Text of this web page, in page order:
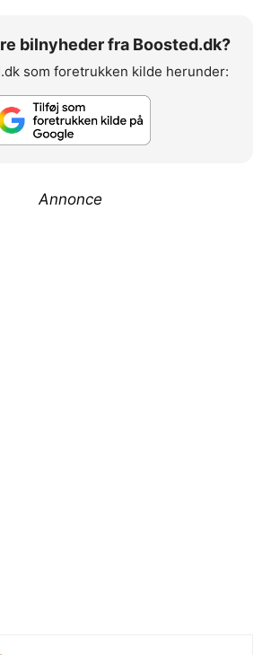
bilnyheder fra Boosted.dk?
som foretrukken kilde herunder:
Annonce